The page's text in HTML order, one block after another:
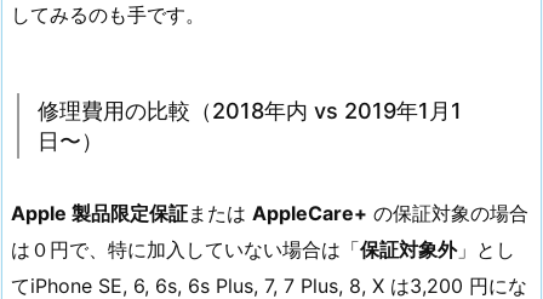
してみるのも手です。
修理費用の比較（2018年内 vs 2019年1月1
日〜）
Apple 製品限定保証または AppleCare+ の保証対象の場合
は０円で、特に加入していない場合は「保証対象外」とし
てiPhone SE, 6, 6s, 6s Plus, 7, 7 Plus, 8, X は3,200 円にな